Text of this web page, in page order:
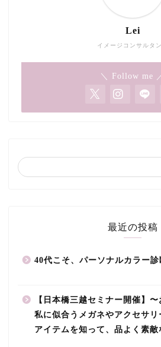
イメージコンサルタ
Lei
＼ Follow me
最近の投稿
40代こそ、パーソナルカラー診
【日本橋三越セミナー開催】
私に似合うメガネやアクセサ
アイテムを知って、品よく素敵